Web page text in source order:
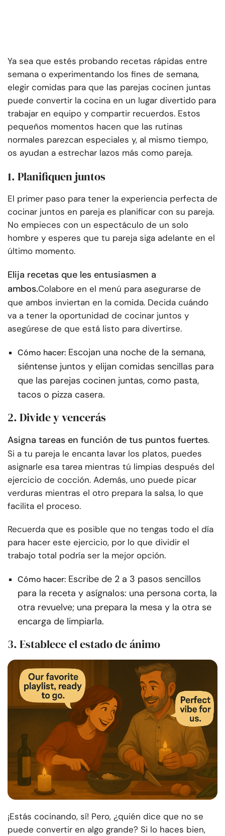
Ya sea que estés probando recetas rápidas entre
semana o experimentando los fines de semana,
elegir comidas para que las parejas cocinen juntas
puede convertir la cocina en un lugar divertido para
trabajar en equipo y compartir recuerdos. Estos
pequeños momentos hacen que las rutinas
normales parezcan especiales y, al mismo tiempo,
os ayudan a estrechar lazos más como pareja.
1. Planifiquen juntos
El primer paso para tener la experiencia perfecta de
cocinar juntos en pareja es planificar con su pareja.
No empieces con un espectáculo de un solo
hombre y esperes que tu pareja siga adelante en el
último momento.
Elija recetas que les entusiasmen a
ambos.Colabore en el menú para asegurarse de
que ambos inviertan en la comida. Decida cuándo
va a tener la oportunidad de cocinar juntos y
asegúrese de que está listo para divertirse.
Cómo hacer: Escojan una noche de la semana,
siéntense juntos y elijan comidas sencillas para
que las parejas cocinen juntas, como pasta,
tacos o pizza casera.
2. Divide y vencerás
Asigna tareas en función de tus puntos fuertes.
Si a tu pareja le encanta lavar los platos, puedes
asignarle esa tarea mientras tú limpias después del
ejercicio de cocción. Además, uno puede picar
verduras mientras el otro prepara la salsa, lo que
facilita el proceso.
Recuerda que es posible que no tengas todo el día
para hacer este ejercicio, por lo que dividir el
trabajo total podría ser la mejor opción.
Cómo hacer: Escribe de 2 a 3 pasos sencillos
para la receta y asígnalos: una persona corta, la
otra revuelve; una prepara la mesa y la otra se
encarga de limpiarla.
3. Establece el estado de ánimo
¡Estás cocinando, sí! Pero, ¿quién dice que no se
puede convertir en algo grande? Si lo haces bien,